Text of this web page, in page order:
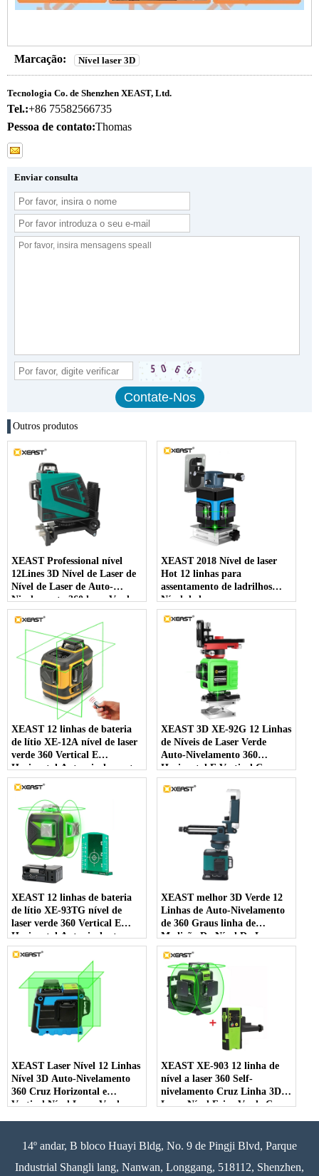
Marcação: Nível laser 3D
Tecnologia Co. de Shenzhen XEAST, Ltd.
Tel.:+86 75582566735
Pessoa de contato:Thomas
Enviar consulta
Outros produtos
XEAST Professional nível
12Lines 3D Nível de Laser de
Nível de Laser de Auto-
Nivelamento 360 laser Verde
Linha de Feixe de Laser
532nm, 30mw
XEAST 2018 Nível de laser
Hot 12 linhas para
assentamento de ladrilhos
Nível de laser com
nivelamento automático 360
horizontal e vertical Cruz
Verde 3D
XEAST 12 linhas de bateria
de lítio XE-12A nível de laser
verde 360 ​​Vertical E
Horizontal Auto-nivelamento
Cruz Linha 3D Nível A Laser
XEAST 3D XE-92G 12 Linhas
de Níveis de Laser Verde
Auto-Nivelamento 360
Horizontal E Vertical Cruz
Linha De Feixe De Laser
Verde Super Poderosa
XEAST 12 linhas de bateria
de lítio XE-93TG nível de
laser verde 360 ​​Vertical E
Horizontal Autonivelante
Linha Cruzada 3D Nível
Laser
XEAST melhor 3D Verde 12
Linhas de Auto-Nivelamento
de 360 ​​Graus linha de
Medição Do Nível Do Laser
para piso / parede / teto /
escadas Decoração
XEAST Laser Nível 12 Linhas
Nível 3D Auto-Nivelamento
360 Cruz Horizontal e
Vertical Nível Laser Verde
XEAST XE-903 12 linha de
nível a laser 360 Self-
nivelamento Cruz Linha 3D
Laser Nível Feixe Verde Com
14º andar, B bloco Huayi Bldg, No. 9 de Pingji Blvd, Parque
Industrial Shangli lang, Nanwan, Longgang, 518112, Shenzhen,